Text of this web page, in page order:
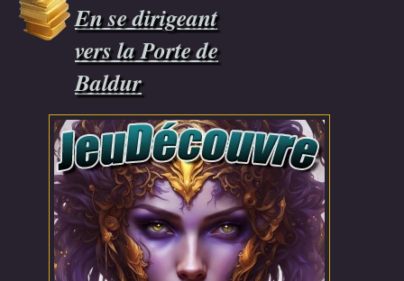
En se dirigeant
vers la Porte de
Baldur